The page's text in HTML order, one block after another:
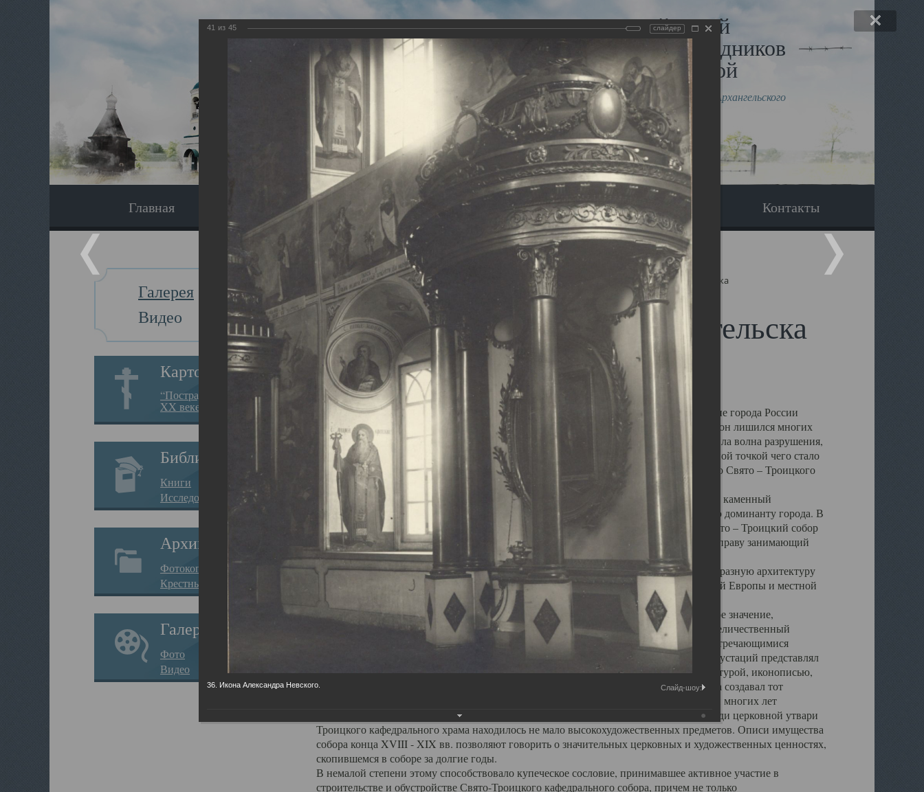
Виртуальный музей
Новомучеников и исповедников
Земли Архангельской
Сайт создан по благословлению митрополита Архангельского
и Холмогорского Даниила
Главная Экскурсия Наследники Галерея Вопрос-ответ Контакты
Галерея
Видео
Картотека
“Пострадавшие за веру в
XX веке на Севере”
Библиотека
Книги
Исследования
Архив
Фотокопии дел
Крестные ходы
Галерея
Фото
Видео
Главная Галерея Храмы-мученики Архангельска Свято-Троицкий собор Архангельска
Свято-Троицкий собор Архангельска
Свято-Троицкий собор Архангельска
23.12.2015
Сегодня мы можем говорить, что Архангельск в большей мере, чем другие губернские города России
пострадал от целенаправленных систематических разрушений, в результате которых он лишился многих
выдающихся памятников архитектуры. Больше всего по старому Архангельску ударила волна разрушения,
вызванная борьбой с религией, набравшая особую силу в конце 20 –х годов. Отправной точкой чего стало
разрушение православного центра архангельской губернии - ансамбля кафедрального Свято – Троицкого
собора Архангельска.
Возникнув в начале XVIII века в центре Архангельска, величественный каменный
двухэтажный Троицкий собор, сразу превратился в зрительную и градостроительную доминанту города. В
XVIII веке по масштабам ему не было равных на Севере. Вплоть до разрушения Свято – Троицкий собор
оставался самым высоким и значительным из городских строений Архангельска, по праву занимающий
второе место, после гостиных дворов, в градостроительной картине Архангельска.
Один из самых больших и светлых соборов России воплотил в себе яркую и своеобразную архитектуру
портового города с отраженными в ней архитектурными течениями России, Западной Европы и местной
архангелогородской школы церковного зодчества.
Масштабность, благолепие и богатство собора, вполне оправдывали его кафедральное значение,
заслуженно выделяя из многочисленных культовых построек города. Обширный и величественный
иконостас украшенный колоннами ионического стиля, с единственными нигде не встречающимися
царскими вратами, изящным фронтоном и множеством резных, символических инкрустаций представлял
собой поистине художественную ценность. В совокупности же с живописью, скульптурой, иконописью,
шитьем, многочисленными предметами церковной утвари интерьер Троицкого храма создавал тот
неповторимый красочный ансамбль декоративного убранства собора, на протяжении многих лет
поражающий воображение своих посетителей. В соборной ризнице, библиотеке, среди церковной утвари
Троицкого кафедрального храма находилось не мало высокохудожественных предметов. Описи имущества
собора конца XVIII - XIX вв. позволяют говорить о значительных церковных и художественных ценностях,
скопившемся в соборе за долгие годы.
В немалой степени этому способствовало купеческое сословие, принимавшее активное участие в
строительстве и обустройстве Свято-Троицкого кафедрального собора, причем не только
41 из 45 слайдер
36. Икона Александра Невского. Слайд-шоу: